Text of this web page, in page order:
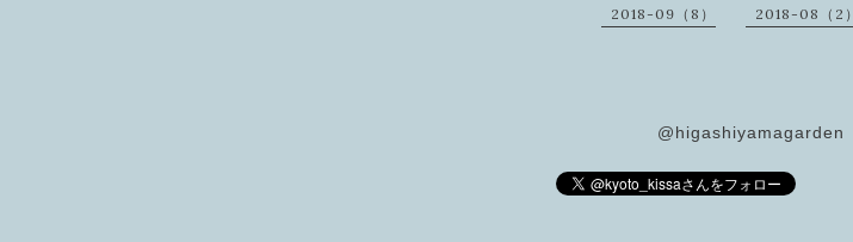
2018-09（8） 2018-08（2）
@higashiyamagarden